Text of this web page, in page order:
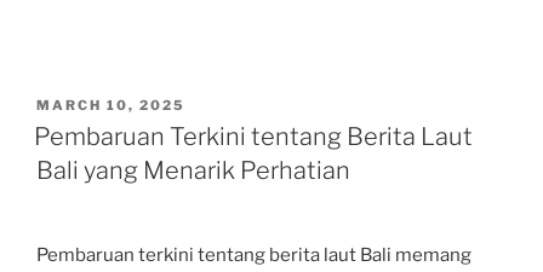
POSTED
ON
MARCH 10, 2025
Pembaruan Terkini tentang Berita Laut
Bali yang Menarik Perhatian
Pembaruan terkini tentang berita laut Bali memang